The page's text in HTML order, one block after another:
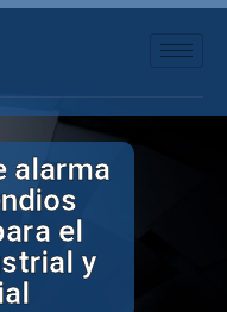
alarma
el
y